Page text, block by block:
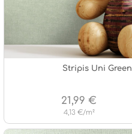
Stripis Uni Green
4,13 €/m²
21,99 €